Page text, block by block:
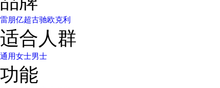
雷朋亿超古驰欧克利
适合人群
通用女士男士
功能